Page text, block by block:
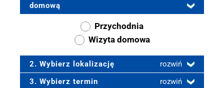
domową
Przychodnia
Wizyta domowa
2. Wybierz lokalizację
rozwiń
3. Wybierz termin
rozwiń